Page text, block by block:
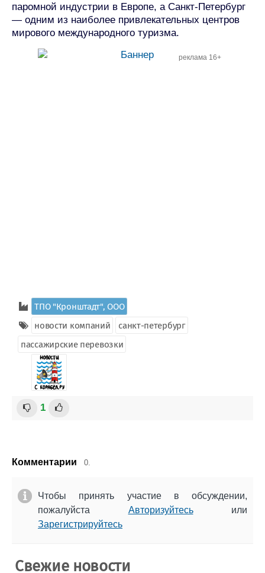
паромной индустрии в Европе, а Санкт-Петербург
— одним из наиболее привлекательных центров
мирового международного туризма.
реклама 16+
ТПО "Кронштадт", ООО
новости компаний
санкт-петербург
пассажирские перевозки
1
Комментарии 0.
Чтобы принять участие в обсуждении,
пожалуйста Авторизуйтесьили
Зарегистрируйтесь
Свежие новости